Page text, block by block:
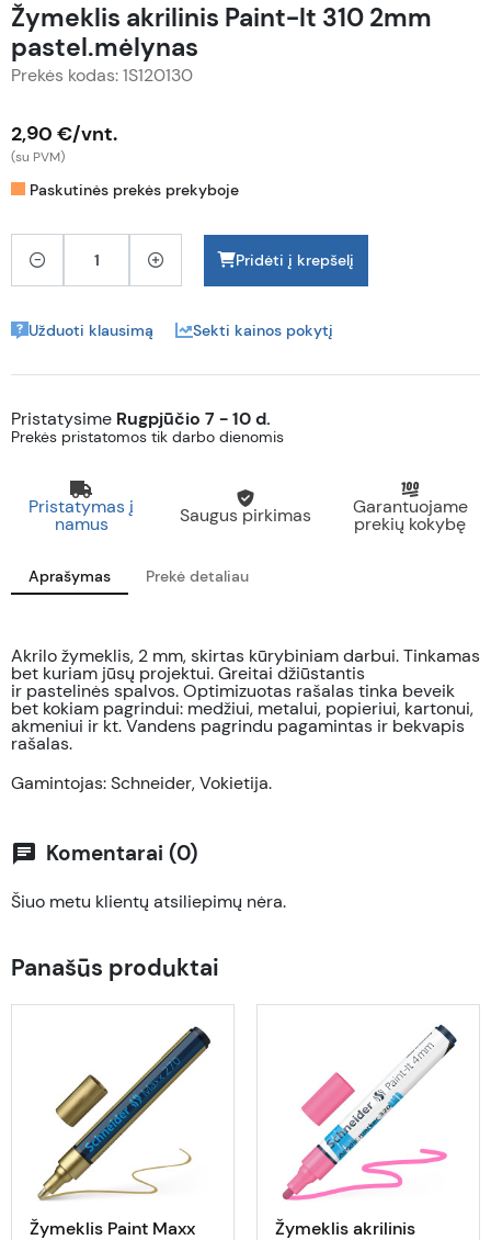
Žymeklis akrilinis Paint-lt 310 2mm
pastel.mėlynas
Prekės kodas: 1S120130
2,90 €/vnt.
(su PVM)
Paskutinės prekės prekyboje
Pridėti į krepšelį
Užduoti klausimą Sekti kainos pokytį
Pristatysime Rugpjūčio 7 - 10 d.
Prekės pristatomos tik darbo dienomis
Pristatymas į
namus Saugus pirkimas Garantuojame
prekių kokybę
Aprašymas Prekė detaliau
Akrilo žymeklis, 2 mm, skirtas kūrybiniam darbui. Tinkamas
bet kuriam jūsų projektui. Greitai džiūstantis
ir pastelinės spalvos. Optimizuotas rašalas tinka beveik
bet kokiam pagrindui: medžiui, metalui, popieriui, kartonui,
akmeniui ir kt. Vandens pagrindu pagamintas ir bekvapis
rašalas.
Gamintojas: Schneider, Vokietija.
chat Komentarai (0)
Šiuo metu klientų atsiliepimų nėra.
Panašūs produktai
Žymeklis Paint Maxx
Žymeklis akrilinis